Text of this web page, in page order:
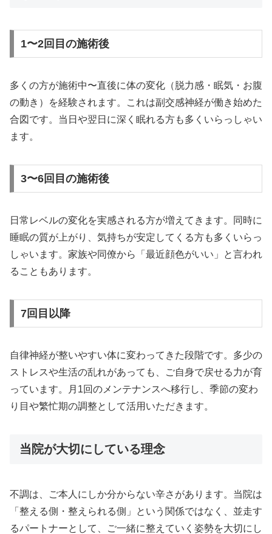
1〜2回目の施術後
多くの方が施術中〜直後に体の変化（脱力感・眠気・お腹
の動き）を経験されます。これは副交感神経が働き始めた
合図です。当日や翌日に深く眠れる方も多くいらっしゃい
ます。
3〜6回目の施術後
日常レベルの変化を実感される方が増えてきます。同時に
睡眠の質が上がり、気持ちが安定してくる方も多くいらっ
しゃいます。家族や同僚から「最近顔色がいい」と言われ
ることもあります。
7回目以降
自律神経が整いやすい体に変わってきた段階です。多少の
ストレスや生活の乱れがあっても、ご自身で戻せる力が育
っています。月1回のメンテナンスへ移行し、季節の変わ
り目や繁忙期の調整として活用いただきます。
当院が大切にしている理念
不調は、ご本人にしか分からない辛さがあります。当院は
「整える側・整えられる側」という関係ではなく、並走す
るパートナーとして、ご一緒に整えていく姿勢を大切にし